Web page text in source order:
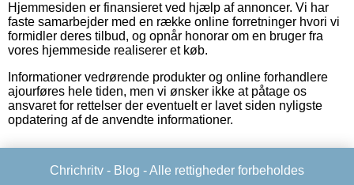
Hjemmesiden er finansieret ved hjælp af annoncer. Vi har
faste samarbejder med en række online forretninger hvori vi
formidler deres tilbud, og opnår honorar om en bruger fra
vores hjemmeside realiserer et køb.
Informationer vedrørende produkter og online forhandlere
ajourføres hele tiden, men vi ønsker ikke at påtage os
ansvaret for rettelser der eventuelt er lavet siden nyligste
opdatering af de anvendte informationer.
Chrichritv - Blog - Alle rettigheder forbeholdes